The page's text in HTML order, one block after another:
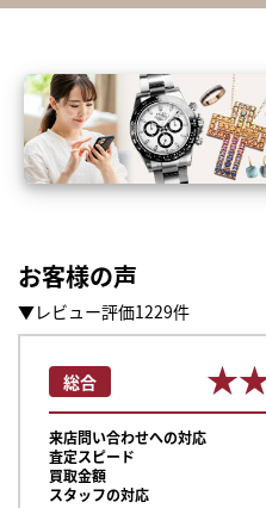
お客様の声
▼レビュー評価1229件
総合
来店問い合わせへの対応
査定スピード
買取金額
スタッフの対応